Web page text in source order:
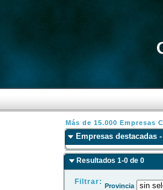
Más de 15.000 Empresas
Empresas destacadas
Resultados 1-0 de 0
Filtrar: Provincia